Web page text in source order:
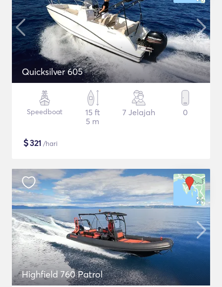
Quicksilver 605
Speedboat
15 ft
5 m
7 Jelajah 0
$321 /hari
Highfield 760 Patrol